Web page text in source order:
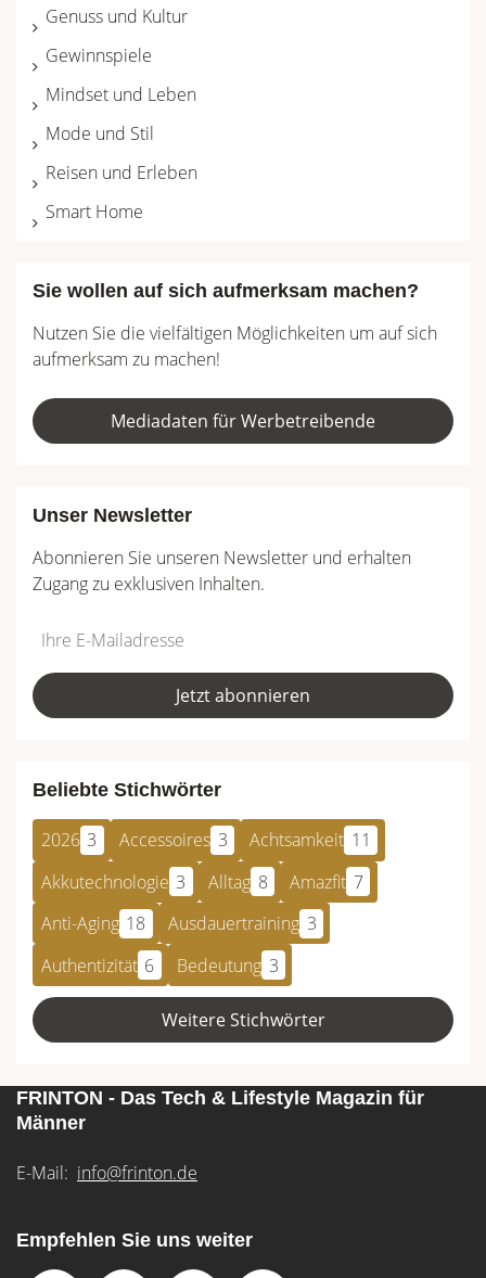
Genuss und Kultur
Gewinnspiele
Mindset und Leben
Mode und Stil
Reisen und Erleben
Smart Home
Sie wollen auf sich aufmerksam machen?
Nutzen Sie die vielfältigen Möglichkeiten um auf sich
aufmerksam zu machen!
Mediadaten für Werbetreibende
Unser Newsletter
Abonnieren Sie unseren Newsletter und erhalten
Zugang zu exklusiven Inhalten.
Do
fill
this
*Ihre
Mailadresse:
Jetzt abonnieren
Beliebte Stichwörter
2026 3 Accessoires 3 Achtsamkeit 11
Akkutechnologie 3 Alltag 8 Amazfit 7
Anti-Aging 18 Ausdauertraining 3
Authentizität 6 Bedeutung 3
Weitere Stichwörter
FRINTON - Das Tech & Lifestyle Magazin für
Männer
E-Mail: info@frinton.de
Empfehlen Sie uns weiter